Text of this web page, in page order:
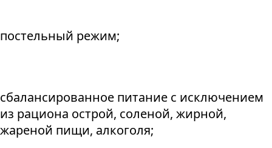
постельный режим;
сбалансированное питание с исключением
из рациона острой, соленой, жирной,
жареной пищи, алкоголя;